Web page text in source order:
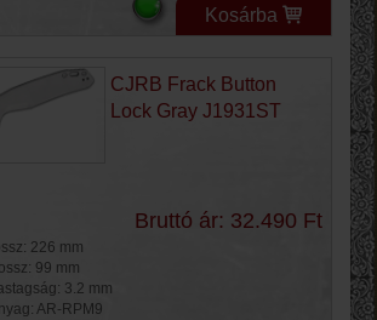
Kosárba
CJRB Frack Button
Lock Gray J1931ST
Bruttó ár: 32.490 Ft
226 mm
99 mm
3.2 mm
AR-RPM9